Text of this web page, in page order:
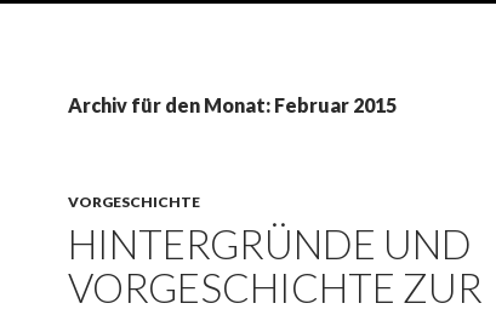
Archiv für den Monat: Februar 2015
VORGESCHICHTE
HINTERGRÜNDE UND
VORGESCHICHTE ZUR